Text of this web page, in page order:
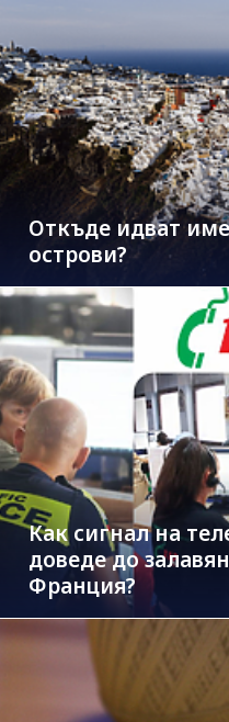
Откъде идват
острови?
Как сигнал на
доведе до
Франция?